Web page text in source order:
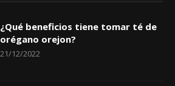
¿Qué beneficios tiene tomar té de
orégano orejon?
21/12/2022